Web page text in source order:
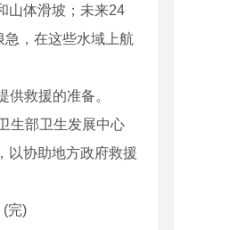
山体滑坡；未来24
，在这些水域上航
救援的准备。
生部卫生发展中心
以协助地方政府救援
完)